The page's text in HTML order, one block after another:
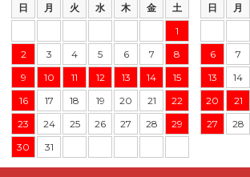
日
月 火 水 木 金
土
1
2
3 4 5 6 7
8
9
10 11 12 13 14
15
16
17 18 19 20 21
22
23
24 25 26 27 28
29
30
31
日
月
6
7
13
14
20
21
27
28